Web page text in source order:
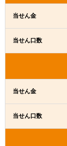
当せん金
当せん口数
当せん金
当せん口数